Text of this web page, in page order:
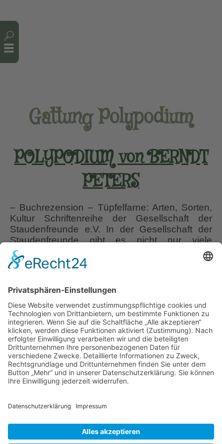
Gattung Polypodium
POLYPODIUM von BERNDT
PETERS
– Buchrezension – Tüpfelfarne: Arten, Sorten,
Kultur Schriftenreihe der Gesellschaft der
Staudenfreunde e.V. In der Gesellschaft der
Staudenfreunde gibt es nicht nur viele
Regionalgruppen, um Staudenbegeisterten
auch einen örtlich nahen persönlichen
gezielt mit einer Gattung (z.B. Hemerocallis,
Lilien oder Paeonien) oder einheitlichen
Staudentypen (z.B.…POLYPODIUM
von
BERNDT
PETERS
Liebe Leser! Ihr könnt euch per E-Mail
informieren lassen, wenn neue Artikel auf
Wurzerlsgarten erscheinen.Folgt dafür einfach
diesem Link und gebt dort eure E-Mailadresse
26. August 2021